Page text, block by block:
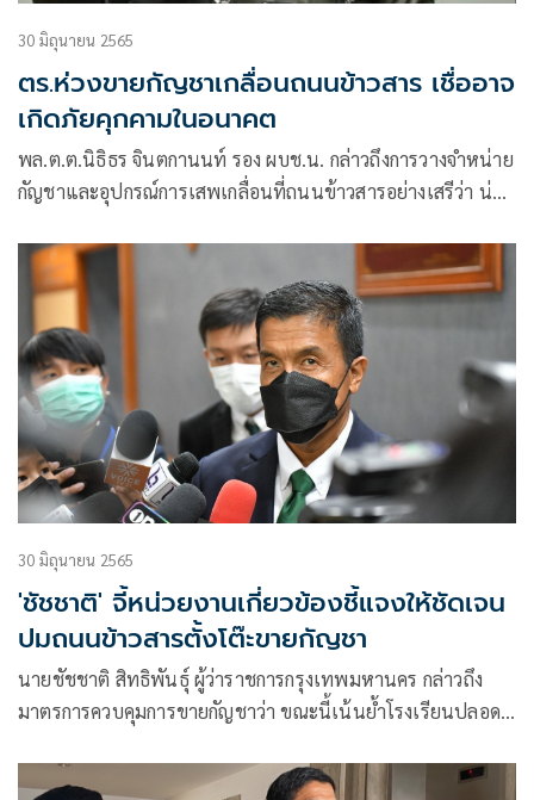
30 มิถุนายน 2565
ตร.ห่วงขายกัญชาเกลื่อนถนนข้าวสาร เชื่ออาจ
เกิดภัยคุกคามในอนาคต
พล.ต.ต.นิธิธร จินตกานนท์ รอง ผบช.น. กล่าวถึงการวางจำหน่าย
กัญชาและอุปกรณ์การเสพเกลื่อนที่ถนนข้าวสารอย่างเสรีว่า น่า
แล้วอารมณ์ดี
30 มิถุนายน 2565
'ชัชชาติ' จี้หน่วยงานเกี่ยวข้องชี้แจงให้ชัดเจน
ปมถนนข้าวสารตั้งโต๊ะขายกัญชา
นายชัชชาติ สิทธิพันธุ์ ผู้ว่าราชการกรุงเทพมหานคร กล่าวถึง
มาตรการควบคุมการขายกัญชาว่า ขณะนี้เน้นย้ำโรงเรียนปลอด
เล็กกินช็อกโกแลตใส่กัญชา แต่ไม่ได้เกี่ยวข้องกับกทม.